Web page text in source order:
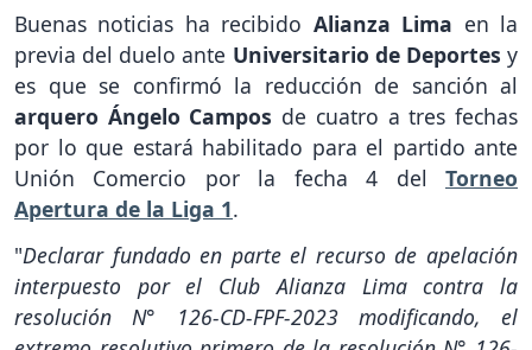
Buenas noticias ha recibido Alianza Lima en la
previa del duelo ante Universitario de Deportes y
es que se confirmó la reducción de sanción al
arquero Ángelo Campos de cuatro a tres fechas
por lo que estará habilitado para el partido ante
Unión Comercio por la fecha 4 del Torneo
Apertura de la Liga 1.
"Declarar fundado en parte el recurso de apelación
interpuesto por el Club Alianza Lima contra la
resolución N° 126-CD-FPF-2023 modificando, el